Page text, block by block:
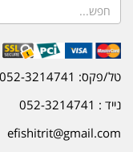
טל/פקס: 052-3214741
נייד : 052-3214741
efishitrit@gmail.com